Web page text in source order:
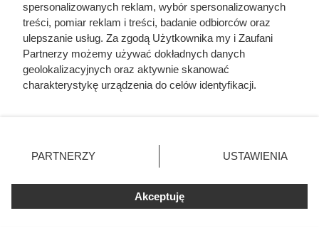
syna Jana III Sobieskiego?
Odpowiedź zaskakuje
spersonalizowanych reklam, wybór spersonalizowanych
treści, pomiar reklam i treści, badanie odbiorców oraz
ulepszanie usług. Za zgodą Użytkownika my i Zaufani
Partnerzy możemy używać dokładnych danych
geolokalizacyjnych oraz aktywnie skanować
charakterystykę urządzenia do celów identyfikacji.
zmienić/wycofać klikając przycisk ustawień prywatności
znajdujący się w lewym dolnym rogu strony
rodzaje przetwarzania danych nie wymagają zgody
użytkownika, ale masz prawo sprzeciwić się takiemu
przetwarzaniu. Preferencje będą miały zastosowania tylko
PARTNERZY USTAWIENIA
Akceptuję